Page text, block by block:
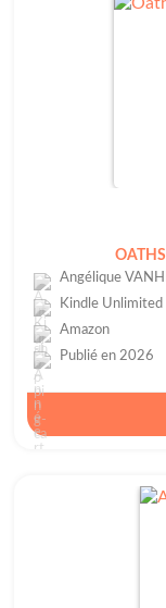
Angélique
Kindle Unlimited
Amazon
Publié en 2026